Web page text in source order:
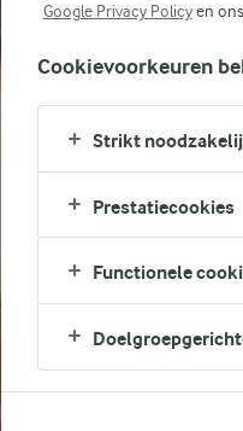
Google Privacy Policyen ons
Cookievoorkeuren
Strikt
Prestatiecookies
Functionele